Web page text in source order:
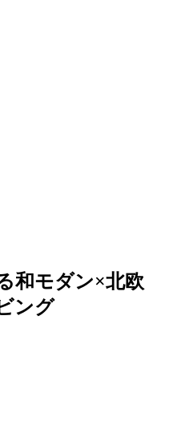
和モダン×北欧
ング